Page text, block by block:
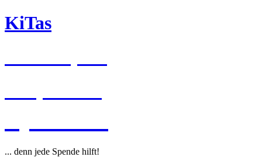
KiTas
... denn jede Spende hilft!